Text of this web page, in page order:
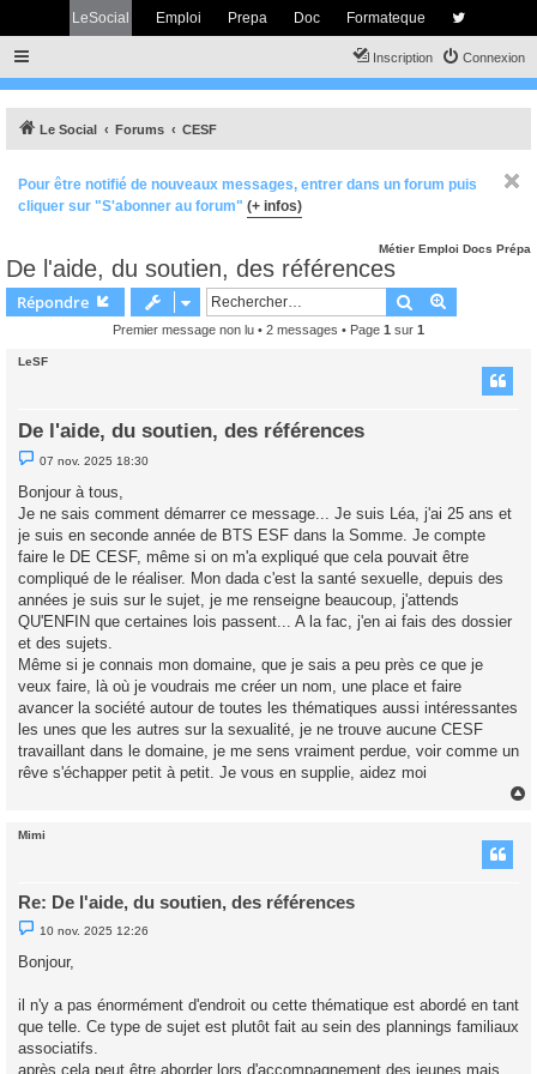
LeSocial Emploi Prepa Doc Formateque
Connexion
Inscription
Le Social Forums CESF
Pour être notifié de nouveaux messages, entrer dans un forum puis
cliquer sur "S'abonner au forum" (+ infos)
Métier Emploi Docs Prépa
De l'aide, du soutien, des références
Répondre Rechercher
Premier message non lu • 2 messages • Page 1 sur 1
LeSF
De l'aide, du soutien, des références
M
e
s
a
e
n
n
l
u
07 nov. 2025 18:30
Bonjour à tous,
Je ne sais comment démarrer ce message... Je suis Léa, j'ai 25 ans et
je suis en seconde année de BTS ESF dans la Somme. Je compte
faire le DE CESF, même si on m'a expliqué que cela pouvait être
compliqué de le réaliser. Mon dada c'est la santé sexuelle, depuis des
années je suis sur le sujet, je me renseigne beaucoup, j'attends
QU'ENFIN que certaines lois passent... A la fac, j'en ai fais des dossier
et des sujets.
Même si je connais mon domaine, que je sais a peu près ce que je
veux faire, là où je voudrais me créer un nom, une place et faire
avancer la société autour de toutes les thématiques aussi intéressantes
les unes que les autres sur la sexualité, je ne trouve aucune CESF
travaillant dans le domaine, je me sens vraiment perdue, voir comme un
rêve s'échapper petit à petit. Je vous en supplie, aidez moi
Mimi
Re: De l'aide, du soutien, des références
M
e
s
g
e
n
n
l
10 nov. 2025 12:26
Bonjour,
il n'y a pas énormément d'endroit ou cette thématique est abordé en tant
que telle. Ce type de sujet est plutôt fait au sein des plannings familiaux
associatifs.
après cela peut être aborder lors d'accompagnement des jeunes mais